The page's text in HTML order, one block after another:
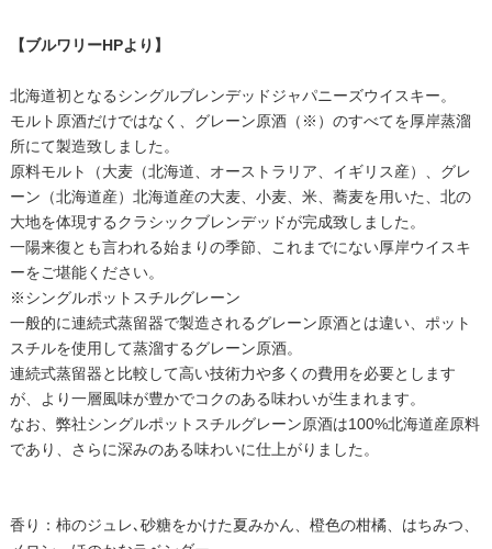
【ブルワリーHPより】
北海道初となるシングルブレンデッドジャパニーズウイスキー。
モルト原酒だけではなく、グレーン原酒（※）のすべてを厚岸蒸溜
所にて製造致しました。
原料モルト（大麦（北海道、オーストラリア、イギリス産）、グレ
ーン（北海道産）北海道産の大麦、小麦、米、蕎麦を用いた、北の
大地を体現するクラシックブレンデッドが完成致しました。
一陽来復とも言われる始まりの季節、これまでにない厚岸ウイスキ
ーをご堪能ください。
※シングルポットスチルグレーン
一般的に連続式蒸留器で製造されるグレーン原酒とは違い、ポット
スチルを使用して蒸溜するグレーン原酒。
連続式蒸留器と比較して高い技術力や多くの費用を必要とします
が、より一層風味が豊かでコクのある味わいが生まれます。
なお、弊社シングルポットスチルグレーン原酒は100%北海道産原料
であり、さらに深みのある味わいに仕上がりました。
香り：柿のジュレ､砂糖をかけた夏みかん、橙色の柑橘、はちみつ、